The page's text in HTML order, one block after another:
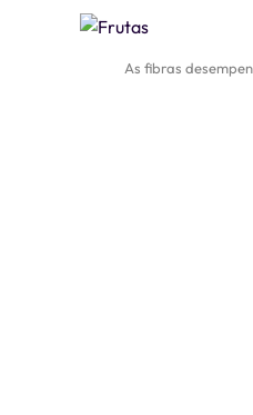
As fibras